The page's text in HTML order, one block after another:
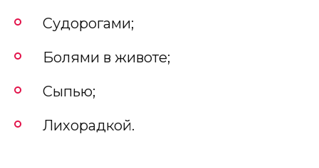
Судорогами;
Болями в животе;
Сыпью;
Лихорадкой.